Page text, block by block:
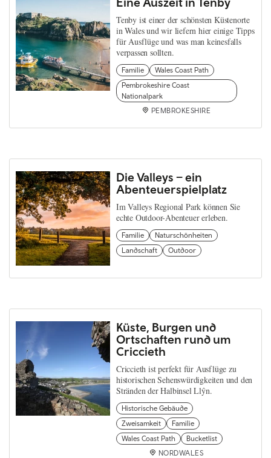
Tenby ist einer der schönsten Küstenorte
in Wales und wir liefern hier einige Tipps
für Ausflüge und was man keinesfalls
verpassen sollten.
Familie
Wales Coast Path
Pembrokeshire Coast
Nationalpark
PEMBROKESHIRE
Die Valleys – ein
Abenteuerspielplatz
Im Valleys Regional Park können Sie
echte Outdoor-Abenteuer erleben.
Familie
Naturschönheiten
Landschaft
Outdoor
Küste, Burgen und
Ortschaften rund um
Criccieth
Criccieth ist perfekt für Ausflüge zu
historischen Sehenswürdigkeiten und den
Stränden der Halbinsel Llŷn.
Historische Gebäude
Zweisamkeit
Familie
Wales Coast Path
Bucketlist
NORDWALES